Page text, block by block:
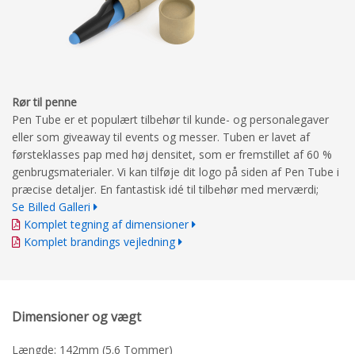
Rør til penne
Pen Tube er et populært tilbehør til kunde- og personalegaver
eller som giveaway til events og messer. Tuben er lavet af
førsteklasses pap med høj densitet, som er fremstillet af 60 %
genbrugsmaterialer. Vi kan tilføje dit logo på siden af Pen Tube i
præcise detaljer. En fantastisk idé til tilbehør med merværdi;
Se Billed Galleri
Komplet tegning af dimensioner
Komplet brandings vejledning
Dimensioner og vægt
Længde: 142mm (5.6 Tommer)